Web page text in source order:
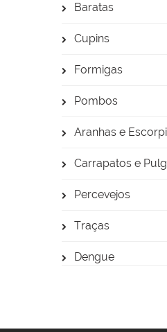
Baratas
Cupins
Formigas
Pombos
Aranhas e
Carrapatos e
Percevejos
Traças
Dengue